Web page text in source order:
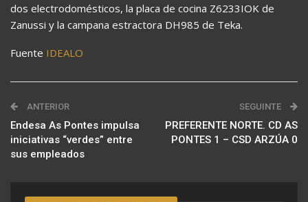
dos electrodomésticos, la placa de cocina Z6233IOK de
Zanussi y la campana estractora DH985 de Teka.
Fuente IDEALO
ANTERIOR
Endesa As Pontes impulsa
iniciativas “verdes” entre
sus empleados
SEGUINTE
PREFERENTE NORTE. CD AS
PONTES 1 – CSD ARZÚA 0